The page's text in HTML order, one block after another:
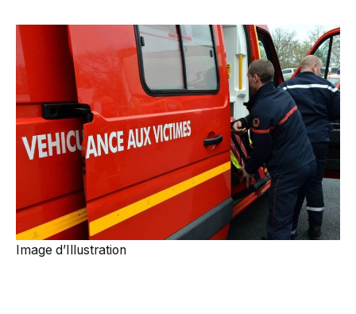
Image d’Illustration